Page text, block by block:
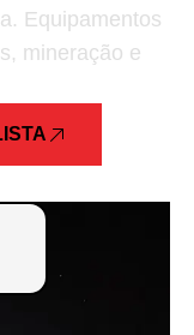
Equipamentos
mineração e